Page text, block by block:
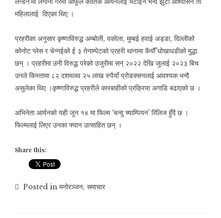
महिलालाई दिएका थिए ।
प्रहरीका अनुसार कृष्णाविरुद्ध अम्बोली, वकोला, मुम्बई हवाई अड्डा, दिल्लीको
कोनोट प्लेस र चेन्नईको ई ३ तेनाम्पेटको प्रहरी थानामा कैयौँ धोखाधडीको मुद्धा
छन् । प्रहरीमा उनी विरुद्ध परेको उजुरीमा सन् २०२२ देखि जुलाई २०२३ बिच
उनले किस्तामा ८२ दशमलव २५ लाख रुपैयाँ प्रोडक्सनलाई आवश्यक भन्दै
असुलेका थिए ।कृष्णाविरुद्ध प्रहरीले कारबाहीको प्रक्रिया अगाडि बढाएको छ ।
अभिनेता आर्यनको यही जून १४ मा फिल्म ‘चन्दु च्याम्पियन’ रिलिज हुँदै छ ।
फिल्मलाई लिएर उनका फ्यान उत्साहित छन् ।
Share this:
Posted in मनोरञ्जन, समाचार